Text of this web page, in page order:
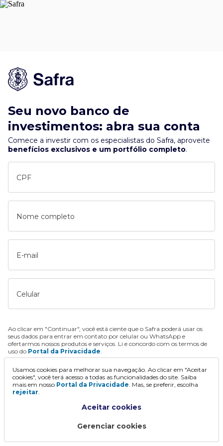
Seu novo banco de
investimentos: abra sua conta
Comece a investir com os especialistas do Safra, aproveite
benefícios exclusivos e um portfólio completo.
CPF
Nome completo
E-mail
Celular
Ao clicar em "Continuar", você está ciente que o Safra poderá usar os
seus dados para entrar em contato por celular ou WhatsApp e
ofertarmos nossos produtos e serviços. Li e concordo com os termos de
uso do Portal da Privacidade.
Continuar
Usamos cookies para melhorar sua navegação. Ao clicar em "Aceitar
cookies", você terá acesso a todas as funcionalidades do site. Saiba
mais em nosso Portal da Privacidade. Mas, se preferir, escolha
rejeitar.
Aceitar cookies
Gerenciar cookies